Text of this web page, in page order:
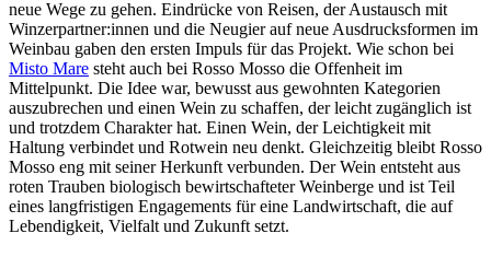
neue Wege zu gehen. Eindrücke von Reisen, der Austausch mit
Winzerpartner:innen und die Neugier auf neue Ausdrucksformen im
Weinbau gaben den ersten Impuls für das Projekt. Wie schon bei
Misto Mare steht auch bei Rosso Mosso die Offenheit im
Mittelpunkt. Die Idee war, bewusst aus gewohnten Kategorien
auszubrechen und einen Wein zu schaffen, der leicht zugänglich ist
und trotzdem Charakter hat. Einen Wein, der Leichtigkeit mit
Haltung verbindet und Rotwein neu denkt. Gleichzeitig bleibt Rosso
Mosso eng mit seiner Herkunft verbunden. Der Wein entsteht aus
roten Trauben biologisch bewirtschafteter Weinberge und ist Teil
eines langfristigen Engagements für eine Landwirtschaft, die auf
Lebendigkeit, Vielfalt und Zukunft setzt.